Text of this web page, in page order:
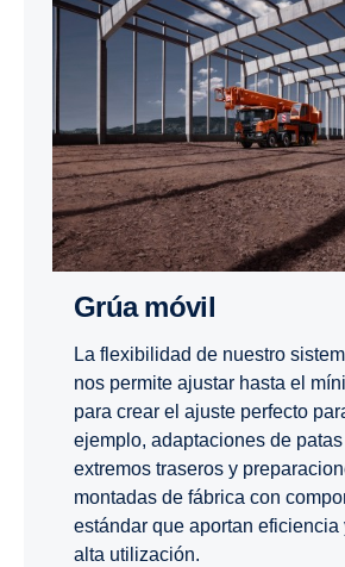
Grúa móvil
La flexibilidad de nuestro
nos permite ajustar hasta el
para crear el ajuste perfecto
ejemplo, adaptaciones de
extremos traseros y
montadas de fábrica con
estándar que aportan eficiencia
alta utilización.